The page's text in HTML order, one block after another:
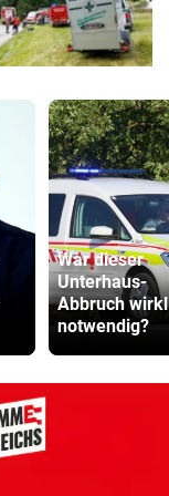
War dieser
Unterhaus-
Abbruch
notwendig?